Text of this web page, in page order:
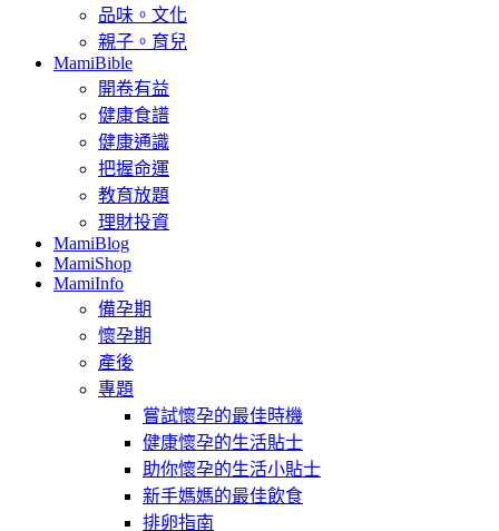
品味。文化
親子。育兒
MamiBible
開卷有益
健康食譜
健康通識
把握命運
教育放題
理財投資
MamiBlog
MamiShop
MamiInfo
備孕期
懷孕期
產後
專題
嘗試懷孕的最佳時機
健康懷孕的生活貼士
助你懷孕的生活小貼士
新手媽媽的最佳飲食
排卵指南